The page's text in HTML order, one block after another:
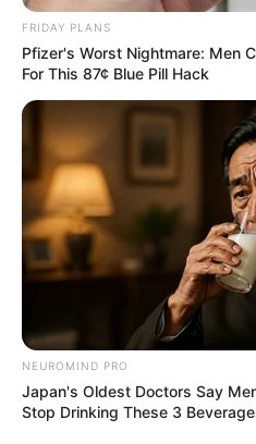
FRIDAY PLANS
Pfizer's Worst Nightmare: Men
For This 87¢ Blue Pill Hack
NEUROMIND PRO
Japan's Oldest Doctors Say
Stop Drinking These 3